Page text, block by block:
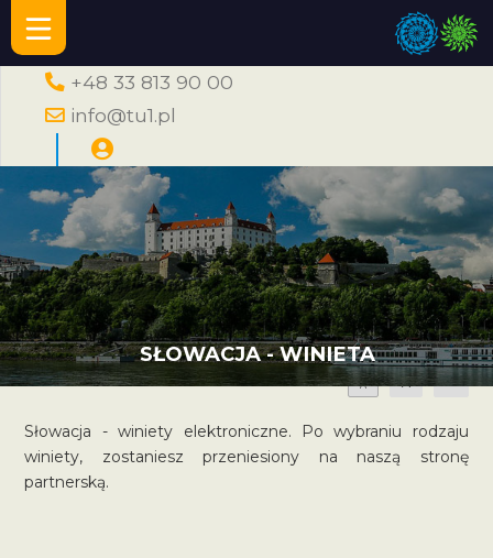
+48 33 813 90 00
info@tu1.pl
SŁOWACJA - WINIETA
A A A
Słowacja - winiety elektroniczne. Po wybraniu rodzaju
winiety, zostaniesz przeniesiony na naszą stronę
partnerską.